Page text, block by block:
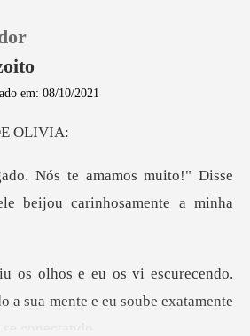
em: 08/10/2021
os muito!" Disse
cendo.
a sua mente e eu so